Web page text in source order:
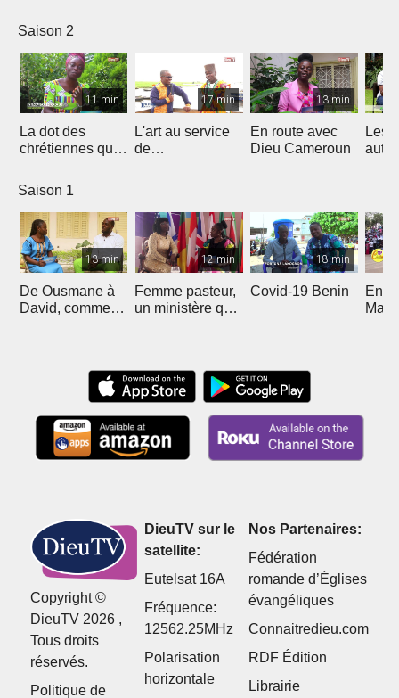
Saison 2
11 min
La dot des
chrétiennes qui
17 min
L'art au service
de
13 min
En route avec
Dieu Cameroun
Les
Saison 1
13 min
De Ousmane à
David, comment
12 min
Femme pasteur,
un ministère qui
18 min
Covid-19 Benin
En
Mali
Copyright ©
DieuTV 2026 ,
Tous droits
réservés.
Politique de
DieuTV sur le
satellite:
Eutelsat 16A
Fréquence:
12562.25MHz
Polarisation
horizontale
Nos Partenaires:
Fédération
romande d’Églises
évangéliques
Connaitredieu.com
RDF Édition
Librairie